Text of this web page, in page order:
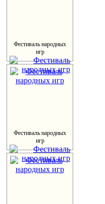
Фестиваль народных
игр
Фестиваль народных
игр